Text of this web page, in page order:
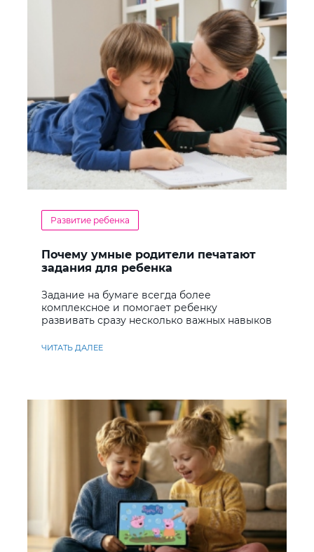
Развитие ребенка
Почему умные родители печатают
задания для ребенка
Задание на бумаге всегда более
комплексное и помогает ребенку
развивать сразу несколько важных навыков
ЧИТАТЬ ДАЛЕЕ